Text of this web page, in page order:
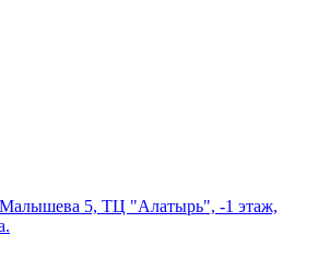
5, ТЦ "Алатырь", -1 этаж,